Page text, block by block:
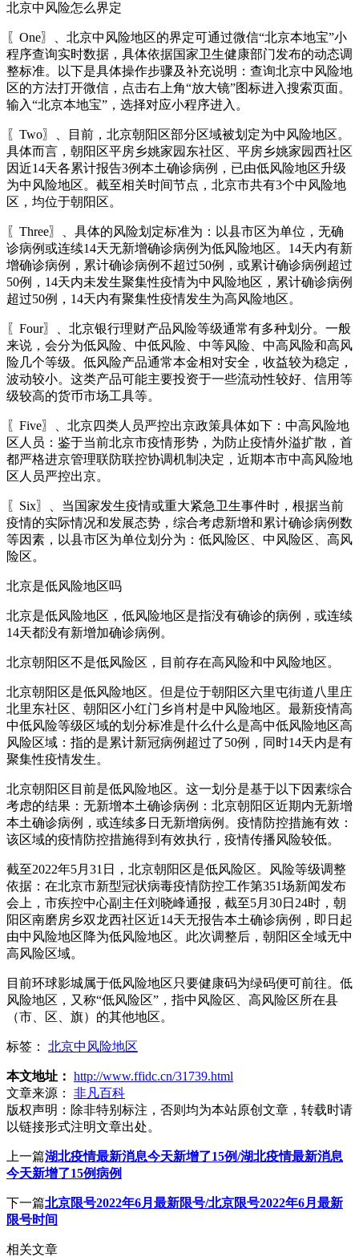
北京中风险怎么界定
〖One〗、北京中风险地区的界定可通过微信“北京本地宝”小
程序查询实时数据，具体依据国家卫生健康部门发布的动态调
整标准。以下是具体操作步骤及补充说明：查询北京中风险地
区的方法打开微信，点击右上角“放大镜”图标进入搜索页面。
输入“北京本地宝”，选择对应小程序进入。
〖Two〗、目前，北京朝阳区部分区域被划定为中风险地区。
具体而言，朝阳区平房乡姚家园东社区、平房乡姚家园西社区
因近14天各累计报告3例本土确诊病例，已由低风险地区升级
为中风险地区。截至相关时间节点，北京市共有3个中风险地
区，均位于朝阳区。
〖Three〗、具体的风险划定标准为：以县市区为单位，无确
诊病例或连续14天无新增确诊病例为低风险地区。14天内有新
增确诊病例，累计确诊病例不超过50例，或累计确诊病例超过
50例，14天内未发生聚集性疫情为中风险地区，累计确诊病例
超过50例，14天内有聚集性疫情发生为高风险地区。
〖Four〗、北京银行理财产品风险等级通常有多种划分。一般
来说，会分为低风险、中低风险、中等风险、中高风险和高风
险几个等级。低风险产品通常本金相对安全，收益较为稳定，
波动较小。这类产品可能主要投资于一些流动性较好、信用等
级较高的货币市场工具等。
〖Five〗、北京四类人员严控出京政策具体如下：中高风险地
区人员：鉴于当前北京市疫情形势，为防止疫情外溢扩散，首
都严格进京管理联防联控协调机制决定，近期本市中高风险地
区人员严控出京。
〖Six〗、当国家发生疫情或重大紧急卫生事件时，根据当前
疫情的实际情况和发展态势，综合考虑新增和累计确诊病例数
等因素，以县市区为单位划分为：低风险区、中风险区、高风
险区。
北京是低风险地区吗
北京是低风险地区，低风险地区是指没有确诊的病例，或连续
14天都没有新增加确诊病例。
北京朝阳区不是低风险区，目前存在高风险和中风险地区。
北京朝阳区是低风险地区。但是位于朝阳区六里屯街道八里庄
北里东社区、朝阳区小红门乡肖村是中风险地区。最新疫情高
中低风险等级区域的划分标准是什么什么是高中低风险地区高
风险区域：指的是累计新冠病例超过了50例，同时14天内是有
聚集性疫情发生。
北京朝阳区目前是低风险地区。这一划分是基于以下因素综合
考虑的结果：无新增本土确诊病例：北京朝阳区近期内无新增
本土确诊病例，或连续多日无新增病例。疫情防控措施有效：
该区域的疫情防控措施得到有效执行，疫情传播风险较低。
截至2022年5月31日，北京朝阳区是低风险区。风险等级调整
依据：在北京市新型冠状病毒疫情防控工作第351场新闻发布
会上，市疾控中心副主任刘晓峰通报，截至5月30日24时，朝
阳区南磨房乡双龙西社区近14天无报告本土确诊病例，即日起
由中风险地区降为低风险地区。此次调整后，朝阳区全域无中
高风险区域。
目前环球影城属于低风险地区只要健康码为绿码便可前往。低
风险地区，又称“低风险区”，指中风险区、高风险区所在县
（市、区、旗）的其他地区。
标签： 北京中风险地区
本文地址： http://www.ffidc.cn/31739.html
文章来源：
非凡百科
版权声明： 除非特别标注，否则均为本站原创文章，转载时请
以链接形式注明文章出处。
上一篇湖北疫情最新消息今天新增了15例/湖北疫情最新消息
今天新增了15例病例
下一篇北京限号2022年6月最新限号/北京限号2022年6月最新
限号时间
相关文章